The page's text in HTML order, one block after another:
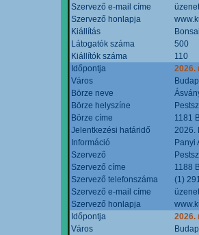
Szervező e-mail címe
Szervező honlapja
Kiállítás
Látogatók száma
500
Kiállítók száma
110
Időpontja
2026.
Város
Börze neve
Börze helyszíne
Börze címe
1181
Jelentkezési határidő
2026.
Információ
Panyi
Szervező
Szervező címe
1188
Szervező telefonszáma
(1)
Szervező e-mail címe
Szervező honlapja
Időpontja
2026.
Város